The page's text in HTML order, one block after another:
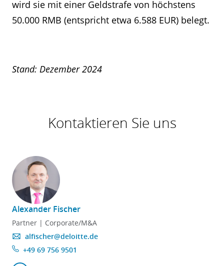
wird sie mit einer Geldstrafe von höchstens
50.000 RMB (entspricht etwa 6.588 EUR) belegt.
Stand: Dezember 2024
Kontaktieren Sie uns
Alexander Fischer
Partner | Corporate/M&A
alfischer@deloitte.de
+49 69 756 9501